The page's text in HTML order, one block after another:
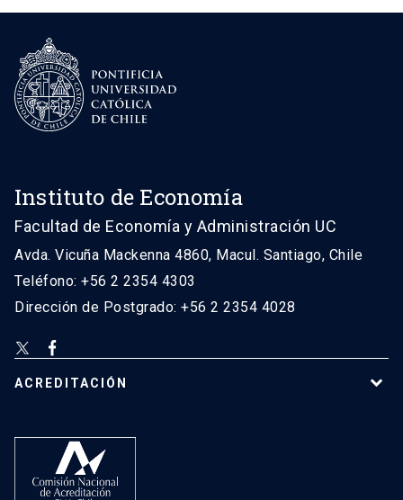
Instituto de Economía
Facultad de Economía y Administración UC
Avda. Vicuña Mackenna 4860, Macul. Santiago, Chile
Teléfono: +56 2 2354 4303
Dirección de Postgrado: +56 2 2354 4028
ACREDITACIÓN